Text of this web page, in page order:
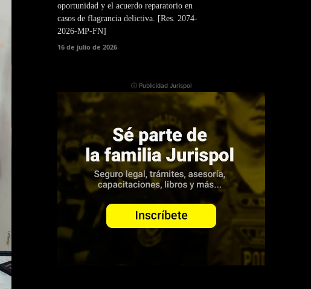
oportunidad y el acuerdo reparatorio en
casos de flagrancia delictiva. [Res. 2074-
2026-MP-FN]
16 de julio de 2026
ⓘ Publicidad Jurispol